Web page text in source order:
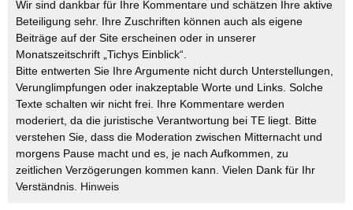
Wir sind dankbar für Ihre Kommentare und schätzen Ihre aktive
Beteiligung sehr. Ihre Zuschriften können auch als eigene
Beiträge auf der Site erscheinen oder in unserer
Monatszeitschrift „Tichys Einblick“.
Bitte entwerten Sie Ihre Argumente nicht durch Unterstellungen,
Verunglimpfungen oder inakzeptable Worte und Links. Solche
Texte schalten wir nicht frei. Ihre Kommentare werden
moderiert, da die juristische Verantwortung bei TE liegt. Bitte
verstehen Sie, dass die Moderation zwischen Mitternacht und
morgens Pause macht und es, je nach Aufkommen, zu
zeitlichen Verzögerungen kommen kann. Vielen Dank für Ihr
Verständnis. Hinweis